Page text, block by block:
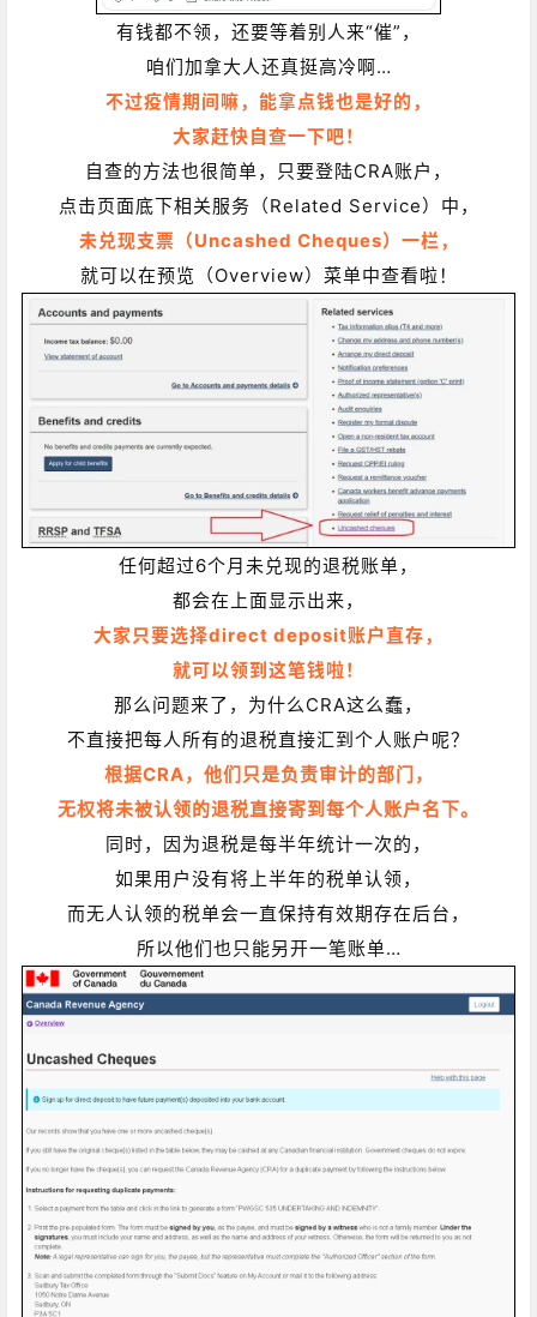
有钱都不领，还要等着别人来“催”，
咱们加拿大人还真挺高冷啊…
不过疫情期间嘛，能拿点钱也是好的，
大家赶快自查一下吧！
自查的方法也很简单，
只要登陆CRA账户，
点击页面底下相关服务（Related Service）中，
未兑现支票（Uncashed Cheques）一栏，
就可以在预览（Overview）菜单中查看啦！
任何超过6个月未兑现的退税账单，
都会在上面显示出来，
大家只要选择direct deposit账户直存，
就可以领到这笔钱啦！
那么问题来了， 为什么CRA这么蠢，
不直接把每人所有的退税直接汇到个人账户呢？
根据CRA，他们只是负责审计的部门，
无权将未被认领的退税直接寄到每个人账户名下。
同时，因为退税是每半年统计一次的，
如果用户没有将上半年的税单认领，
而无人认领的税单会一直保持有效期存在后台，
所以他们也只能另开一笔账单…